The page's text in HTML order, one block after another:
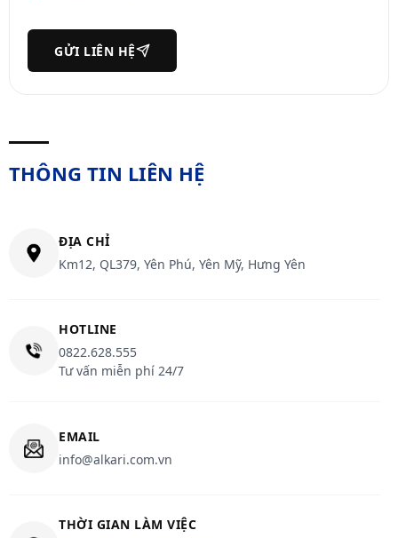
GỬI LIÊN HỆ
THÔNG TIN LIÊN HỆ
ĐỊA CHỈ
Km12, QL379, Yên Phú, Yên Mỹ, Hưng Yên
HOTLINE
0822.628.555
Tư vấn miễn phí 24/7
EMAIL
info@alkari.com.vn
THỜI GIAN LÀM VIỆC